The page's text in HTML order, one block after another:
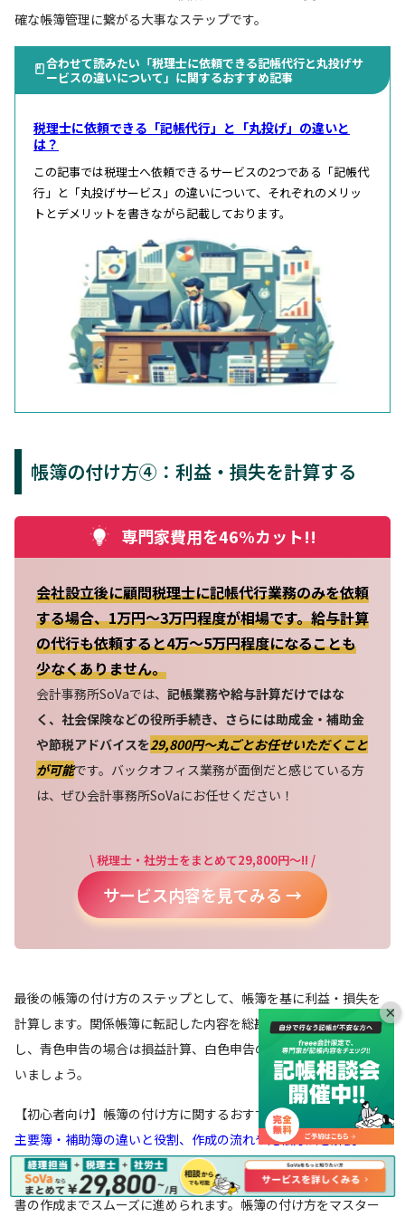
確な帳簿管理に繋がる大事なステップです。
合わせて読みたい「税理士に依頼できる記帳代行と丸投げサ
ービスの違いについて」に関するおすすめ記事
税理士に依頼できる「記帳代行」と「丸投げ」の違いと
は？
この記事では税理士へ依頼できるサービスの2つである「記帳代
行」と「丸投げサービス」の違いについて、それぞれのメリッ
トとデメリットを書きながら記載しております。
帳簿の付け方④：利益・損失を計算する
専門家費用を46%カット!!
会社設立後に顧問税理士に記帳代行業務のみを依頼
する場合、1万円～3万円程度が相場です。給与計算
の代行も依頼すると4万～5万円程度になることも
少なくありません。
会計事務所SoVaでは、 記帳業務や給与計算だけではな
く、社会保険などの役所手続き、さらには助成金・補助金
や節税アドバイスを29,800円〜丸ごとお任せいただくこと
が可能です。バックオフィス業務が面倒だと感じている方
は、ぜひ会計事務所SoVaにお任せください！
\ 税理士・社労士をまとめて29,800円～!! /
サービス内容を見てみる →
最後の帳簿の付け方のステップとして、帳簿を基に利益・損失を
計算します。関係帳簿に転記した内容を総勘定元帳などで確認
し、青色申告の場合は損益計算、白色申告の場合は収支計算を行
いましょう。
【初心者向け】帳簿の付け方に関するおすすめ記事：
帳簿とは？
主要簿・補助簿の違いと役割、作成の流れや記帳方法を解説
初心者でも帳簿の付け方を一通り理解しておくことで、確定申告
書の作成までスムーズに進められます。帳簿の付け方をマスター
×